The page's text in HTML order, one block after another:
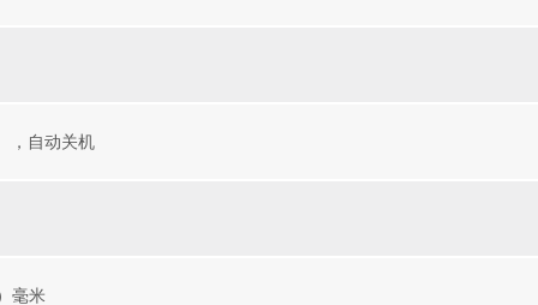
，自动关机
毫米